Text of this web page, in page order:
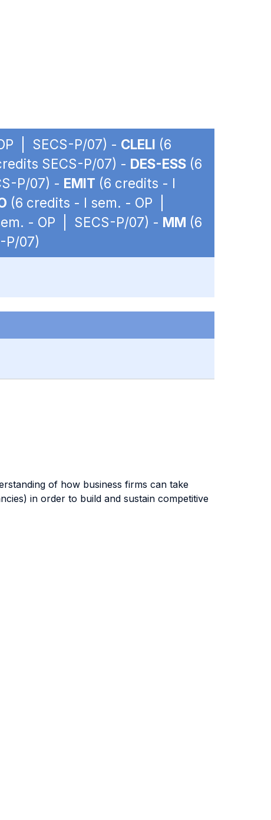
| SECS-P/07) - CLELI (6
SECS-P/07) - DES-ESS (6
P/07) - EMIT (6 credits - I
(6 credits - I sem. - OP |
- OP | SECS-P/07) - MM (6
P/07)
of how business firms can take
in order to build and sustain competitive